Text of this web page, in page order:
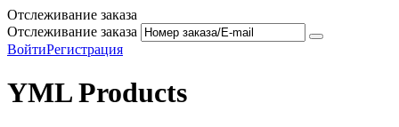
Отслеживание заказа
Отслеживание заказа
ВойтиРегистрация
YML Products